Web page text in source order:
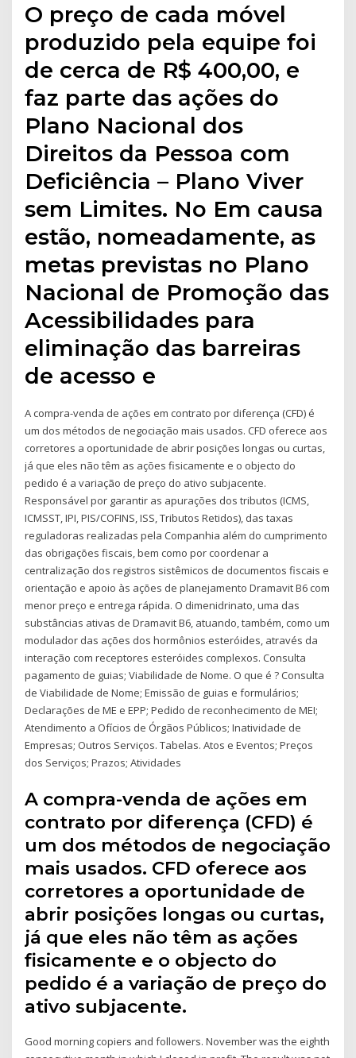
O preço de cada móvel
produzido pela equipe foi
de cerca de R$ 400,00, e
faz parte das ações do
Plano Nacional dos
Direitos da Pessoa com
Deficiência – Plano Viver
sem Limites. No Em causa
estão, nomeadamente, as
metas previstas no Plano
Nacional de Promoção das
Acessibilidades para
eliminação das barreiras
de acesso e
A compra-venda de ações em contrato por diferença (CFD) é
um dos métodos de negociação mais usados. CFD oferece aos
corretores a oportunidade de abrir posições longas ou curtas,
já que eles não têm as ações fisicamente e o objecto do
pedido é a variação de preço do ativo subjacente.
Responsável por garantir as apurações dos tributos (ICMS,
ICMSST, IPI, PIS/COFINS, ISS, Tributos Retidos), das taxas
reguladoras realizadas pela Companhia além do cumprimento
das obrigações fiscais, bem como por coordenar a
centralização dos registros sistêmicos de documentos fiscais e
orientação e apoio às ações de planejamento Dramavit B6 com
menor preço e entrega rápida. O dimenidrinato, uma das
substâncias ativas de Dramavit B6, atuando, também, como um
modulador das ações dos hormônios esteróides, através da
interação com receptores esteróides complexos. Consulta
pagamento de guias; Viabilidade de Nome. O que é ? Consulta
de Viabilidade de Nome; Emissão de guias e formulários;
Declarações de ME e EPP; Pedido de reconhecimento de MEI;
Atendimento a Ofícios de Órgãos Públicos; Inatividade de
Empresas; Outros Serviços. Tabelas. Atos e Eventos; Preços
dos Serviços; Prazos; Atividades
A compra-venda de ações em
contrato por diferença (CFD) é
um dos métodos de negociação
mais usados. CFD oferece aos
corretores a oportunidade de
abrir posições longas ou curtas,
já que eles não têm as ações
fisicamente e o objecto do
pedido é a variação de preço do
ativo subjacente.
Good morning copiers and followers. November was the eighth